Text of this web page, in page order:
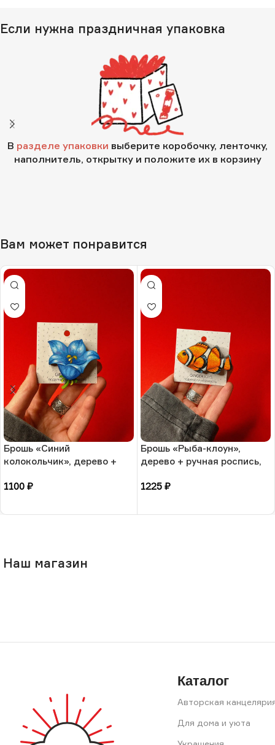
Если нужна праздничная упаковка
В разделе упаковки выберите коробочку, ленточку,
наполнитель, открытку и положите их в корзину
Вам может понравится
Брошь «Синий
колокольчик», дерево +
1100 ₽
Брошь «Рыба-клоун»,
дерево + ручная роспись,
1225 ₽
Наш магазин
Каталог
Авторская
Для дома и уюта